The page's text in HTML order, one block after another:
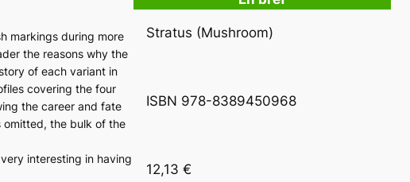
markings during more
the reasons why the
of each variant in
covering the four
the career and fate
omitted, the bulk of the
interesting in having
Stratus (Mushroom)
ISBN 978-8389450968
12,13 €